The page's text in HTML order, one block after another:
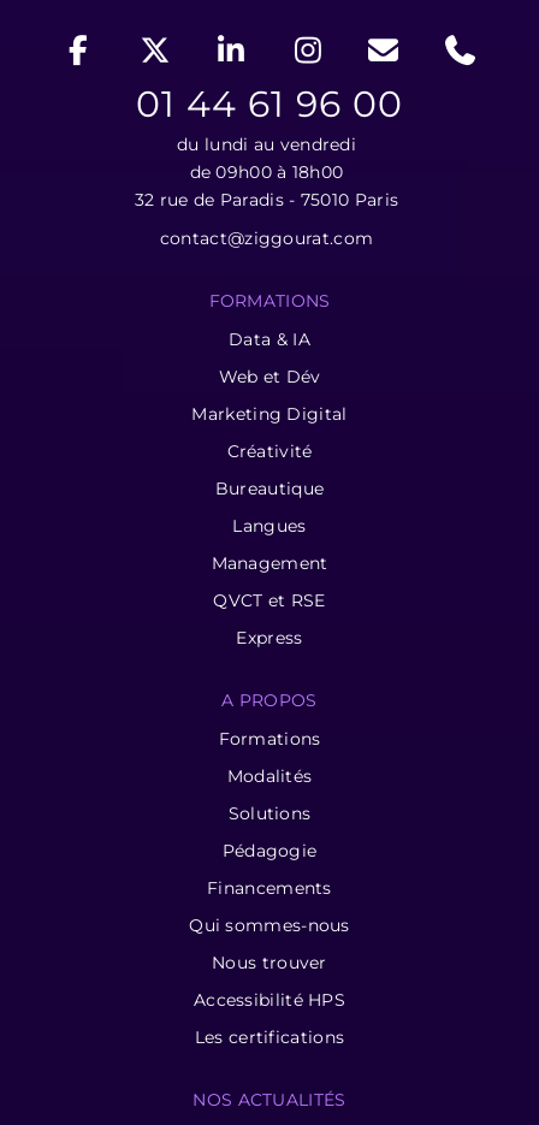
01 44 61 96 00
du lundi au vendredi
de 09h00 à 18h00
32 rue de Paradis - 75010 Paris
contact@ziggourat.com
FORMATIONS
Data & IA
Web et Dév
Marketing Digital
Créativité
Bureautique
Langues
Management
QVCT et RSE
Express
A PROPOS
Formations
Modalités
Solutions
Pédagogie
Financements
Qui sommes-nous
Nous trouver
Accessibilité HPS
Les certifications
NOS ACTUALITÉS